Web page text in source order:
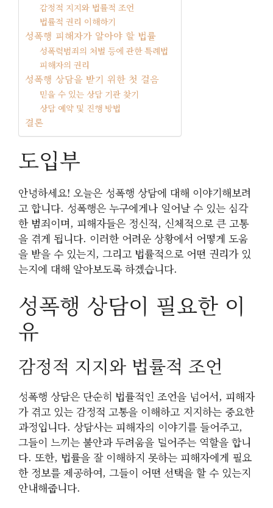
감정적 지지와 법률적 조언
법률적 권리 이해하기
성폭행 피해자가 알아야 할 법률
성폭력범죄의 처벌 등에 관한 특례법
피해자의 권리
성폭행 상담을 받기 위한 첫 걸음
믿을 수 있는 상담 기관 찾기
상담 예약 및 진행 방법
결론
도입부
안녕하세요! 오늘은 성폭행 상담에 대해 이야기해보려
고 합니다. 성폭행은 누구에게나 일어날 수 있는 심각
한 범죄이며, 피해자들은 정신적, 신체적으로 큰 고통
을 겪게 됩니다. 이러한 어려운 상황에서 어떻게 도움
을 받을 수 있는지, 그리고 법률적으로 어떤 권리가 있
는지에 대해 알아보도록 하겠습니다.
성폭행 상담이 필요한 이
유
감정적 지지와 법률적 조언
성폭행 상담은 단순히 법률적인 조언을 넘어서, 피해자
가 겪고 있는 감정적 고통을 이해하고 지지하는 중요한
과정입니다. 상담사는 피해자의 이야기를 들어주고,
그들이 느끼는 불안과 두려움을 덜어주는 역할을 합니
다. 또한, 법률을 잘 이해하지 못하는 피해자에게 필요
한 정보를 제공하여, 그들이 어떤 선택을 할 수 있는지
안내해줍니다.